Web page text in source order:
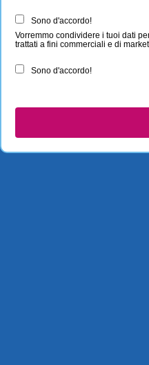
Sono d'accordo!
Vorremmo condividere i tuoi dati
trattati a fini commerciali e di
Sono d'accordo!